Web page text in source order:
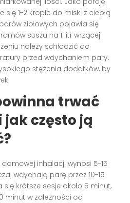
się 1-2 krople do miski z ciepłą
ziołowych pojawia się
suszu na 1 litr wrzącej
należy schłodzić do
przed wdychaniem pary.
stężenia dodatków, by
trwać
często ją
inhalacji wynosi 5-15
wdychają parę przez 10-15
się krótsze sesje około 5 minut,
minut w zależności od